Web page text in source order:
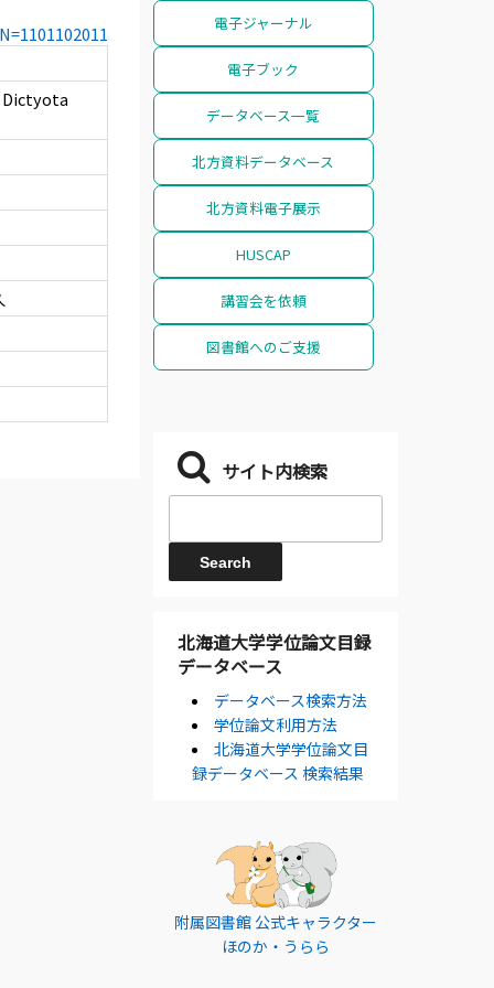
電子ジャーナル
電子ブック
データベース一覧
北方資料データベース
北方資料電子展示
HUSCAP
講習会を依頼
図書館へのご支援
サイト内検索
北海道大学学位論文目録
データベース
データベース検索方法
学位論文利用方法
北海道大学学位論文目
録データベース 検索結果
附属図書館 公式キャラクター
ほのか・うらら